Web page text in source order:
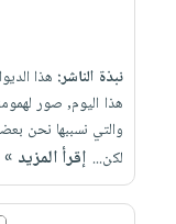
نبذة الناشر: هذا
هذا اليوم, صور
والتي نسببها نحن
لكن... إقرأ المزيد »